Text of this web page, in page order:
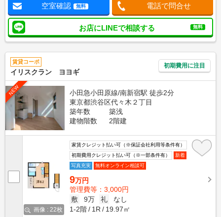
空室確認 無料 電話で問合せ
お店にLINEで相談する 無料
賃貸コーポ
イリスクラン ヨヨギ
初期費用に注目
NEW
小田急小田原線/南新宿駅 徒歩2分
東京都渋谷区代々木２丁目
築年数
築浅
建物階数
2階建
画像 : 22枚
家賃クレジット払い可（※保証会社利用等条件有）
初期費用クレジット払い可（※一部条件有）
新着
写真充実
無料オンライン相談可
9万円
管理費等：3,000円
敷
9万 礼
なし
1-2階
1R 19.97㎡